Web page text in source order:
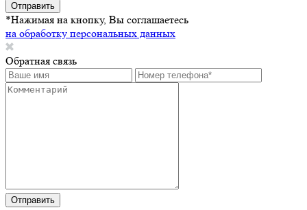
Отправить
*Нажимая на кнопку, Вы соглашаетесь
на обработку персональных данных
Обратная связь
Отправить